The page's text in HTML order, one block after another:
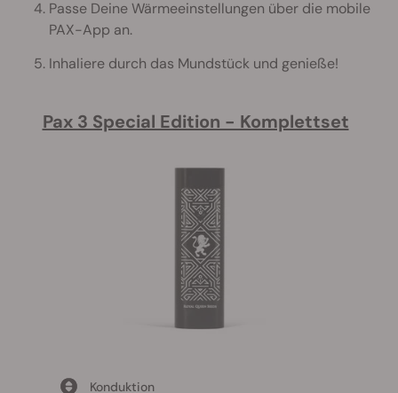
Passe Deine Wärmeeinstellungen über die mobile
PAX-App an.
Inhaliere durch das Mundstück und genieße!
Pax 3 Special Edition - Komplettset
Konduktion